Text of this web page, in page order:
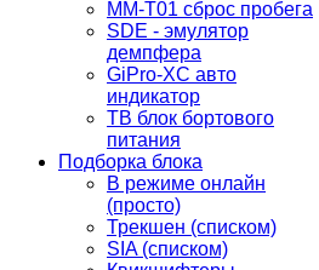
MM-T01 сброс пробега
SDE - эмулятор
демпфера
GiPro-XC авто
индикатор
TB блок бортового
питания
Подборка блока
В режиме онлайн
(просто)
Трекшен (списком)
SIA (списком)